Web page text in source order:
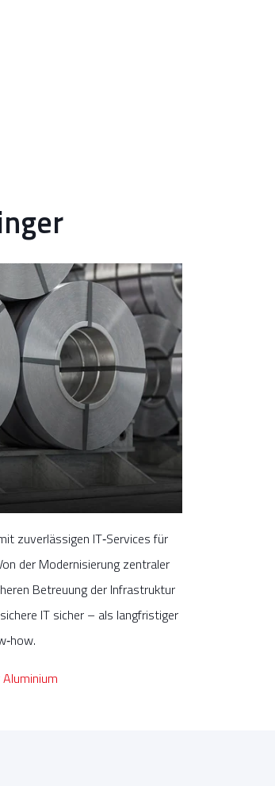
zuverlässigen IT‑Services für
der Modernisierung zentraler
Betreuung der Infrastruktur
IT sicher – als langfristiger